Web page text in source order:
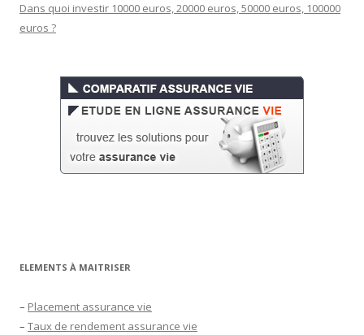
Dans quoi investir 10000 euros, 20000 euros, 50000 euros, 100000
euros ?
ELEMENTS À MAITRISER
– Placement assurance vie
– Taux de rendement assurance vie